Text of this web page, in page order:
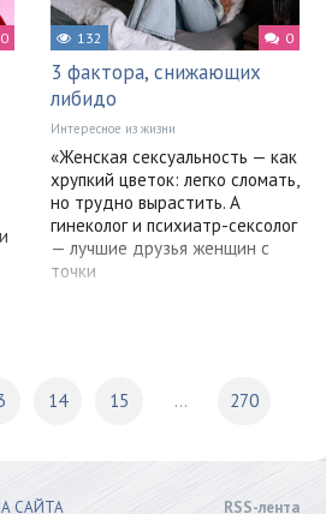
0 132 0
3 фактора, снижающих
либидо
Интересное из жизни
«Женская сексуальность — как
хрупкий цветок: легко сломать,
но трудно вырастить. А
гинеколог и психиатр-сексолог
— лучшие друзья женщин с
точки
14 15 ... 270
САЙТА RSS-лента